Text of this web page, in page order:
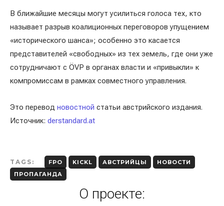
В ближайшие месяцы могут усилиться голоса тех, кто
называет разрыв коалиционных переговоров упущением
«исторического шанса»; особенно это касается
представителей «свободных» из тех земель, где они уже
сотрудничают с ÖVP в органах власти и «привыкли» к
компромиссам в рамках совместного управления.
Это перевод новостной статьи австрийского издания.
Источник: derstandard.at
TAGS: FPO KICKL АВСТРИЙЦЫ
НОВОСТИ
ПРОПАГАНДА
О проекте: